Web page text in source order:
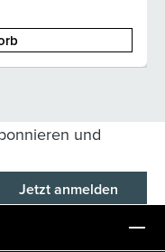
und
Adresse